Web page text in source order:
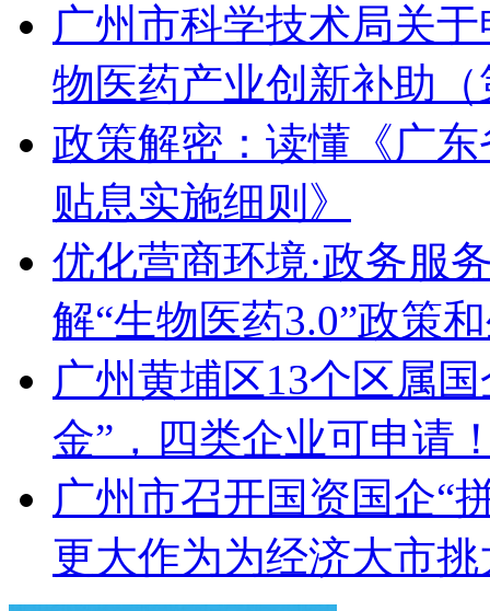
广州市科学技术局关
物医药产业创新补助
政策解密：读懂《广
贴息实施细则》
优化营商环境·政务服
解“生物医药3.0”政策
广州黄埔区13个区属
金”，四类企业可申请
广州市召开国资国企“
更大作为为经济大市